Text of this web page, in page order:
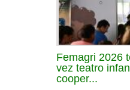
Femagri 2026
vez teatro
cooper...